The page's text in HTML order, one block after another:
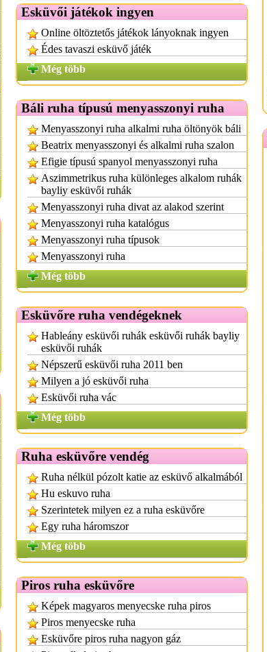
Esküvői játékok ingyen
Online öltöztetős játékok lányoknak ingyen
Édes tavaszi esküvő játék
Még több
Báli ruha típusú menyasszonyi ruha
Menyasszonyi ruha alkalmi ruha öltönyök báli
Beatrix menyasszonyi és alkalmi ruha szalon
Efigie típusú spanyol menyasszonyi ruha
Aszimmetrikus ruha különleges alkalom ruhák
bayliy esküvői ruhák
Menyasszonyi ruha divat az alakod szerint
Menyasszonyi ruha katalógus
Menyasszonyi ruha típusok
Menyasszonyi ruha
Még több
Esküvőre ruha vendégeknek
Hableány esküvői ruhák esküvői ruhák bayliy
esküvői ruhák
Népszerű esküvői ruha 2011 ben
Milyen a jó esküvői ruha
Esküvői ruha vác
Még több
Ruha esküvőre vendég
Ruha nélkül pózolt katie az esküvő alkalmából
Hu eskuvo ruha
Szerintetek milyen ez a ruha esküvőre
Egy ruha háromszor
Még több
Piros ruha esküvőre
Képek magyaros menyecske ruha piros
Piros menyecske ruha
Esküvőre piros ruha nagyon gáz